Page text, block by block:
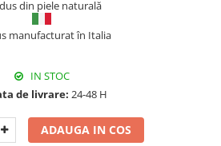
din piele naturală
manufacturat în Italia
IN STOC
de livrare: 24-48 H
ADAUGA IN COS